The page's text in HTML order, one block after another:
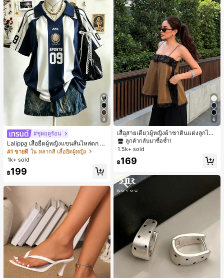
9
#ชุดฤดูร้อน
Lalippa เสื้อยืดผู้หญิงแขนสั้นไหล่ตก ค
อวีปกเสื้อ ลายพิมพ์ดิจิทัลลายทาง สไตล์
สปอร์ตแฟชั่นมินิมอล ของขวัญสำหรับเ
พื่อน
#1 ขายดี ใน หลากสี เสื้อยืดผู้หญิง
1k+ sold
฿199
6
เสื้อสายเดี่ยวผู้หญิงผ้าซาตินแต่งลูกไม้
- เสื้อสายเดี่ยวฤดูร้อนสีคากีมีรอยผ่าด้า
นข้างที่น่าดึงดูดแบบสบายๆ
#1 ขายดี
ใน สีกากี เสื้อสตรี เสื้อเบลาส์ & Tee
ลูกค้ากลับมาซื้อซ้ำ!
#1 ขายดี
ใน สีกากี เสื้อสตรี เสื้อเบลาส์ & Tee
ลูกค้ากลับมาซื้อซ้ำ!
#1 ขายดี
ใน สีกากี เสื้อสตรี เสื้อเบลาส์ & Tee
ลูกค้ากลับมาซื้อซ้ำ!
#1 ขายดี
ลูกค้ากลับมาซื้อซ้ำ!
1.5k+ sold
฿169